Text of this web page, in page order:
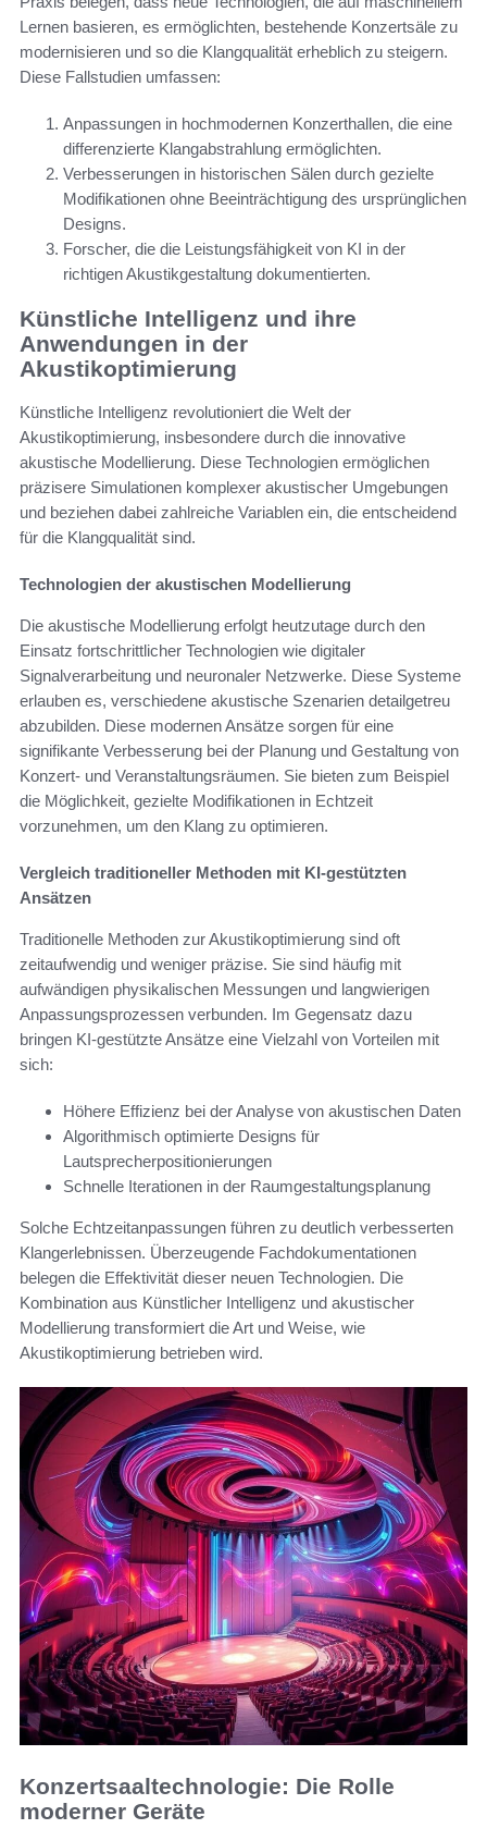
Lernen basieren, es ermöglichten, bestehende Konzertsäle zu
modernisieren und so die Klangqualität erheblich zu steigern.
Diese Fallstudien umfassen:
Anpassungen in hochmodernen Konzerthallen, die eine
differenzierte Klangabstrahlung ermöglichten.
Verbesserungen in historischen Sälen durch gezielte
Modifikationen ohne Beeinträchtigung des ursprünglichen
Designs.
Forscher, die die Leistungsfähigkeit von KI in der
richtigen Akustikgestaltung dokumentierten.
Künstliche Intelligenz und ihre
Anwendungen in der
Akustikoptimierung
Künstliche Intelligenz revolutioniert die Welt der
Akustikoptimierung, insbesondere durch die innovative
akustische Modellierung. Diese Technologien ermöglichen
präzisere Simulationen komplexer akustischer Umgebungen
und beziehen dabei zahlreiche Variablen ein, die entscheidend
für die Klangqualität sind.
Technologien der akustischen Modellierung
Die akustische Modellierung erfolgt heutzutage durch den
Einsatz fortschrittlicher Technologien wie digitaler
Signalverarbeitung und neuronaler Netzwerke. Diese Systeme
erlauben es, verschiedene akustische Szenarien detailgetreu
abzubilden. Diese modernen Ansätze sorgen für eine
signifikante Verbesserung bei der Planung und Gestaltung von
Konzert- und Veranstaltungsräumen. Sie bieten zum Beispiel
die Möglichkeit, gezielte Modifikationen in Echtzeit
vorzunehmen, um den Klang zu optimieren.
Vergleich traditioneller Methoden mit KI-gestützten
Ansätzen
Traditionelle Methoden zur Akustikoptimierung sind oft
zeitaufwendig und weniger präzise. Sie sind häufig mit
aufwändigen physikalischen Messungen und langwierigen
Anpassungsprozessen verbunden. Im Gegensatz dazu
bringen KI-gestützte Ansätze eine Vielzahl von Vorteilen mit
sich:
Höhere Effizienz bei der Analyse von akustischen Daten
Algorithmisch optimierte Designs für
Lautsprecherpositionierungen
Schnelle Iterationen in der Raumgestaltungsplanung
Solche Echtzeitanpassungen führen zu deutlich verbesserten
Klangerlebnissen. Überzeugende Fachdokumentationen
belegen die Effektivität dieser neuen Technologien. Die
Kombination aus Künstlicher Intelligenz und akustischer
Modellierung transformiert die Art und Weise, wie
Akustikoptimierung betrieben wird.
Konzertsaaltechnologie: Die Rolle
moderner Geräte